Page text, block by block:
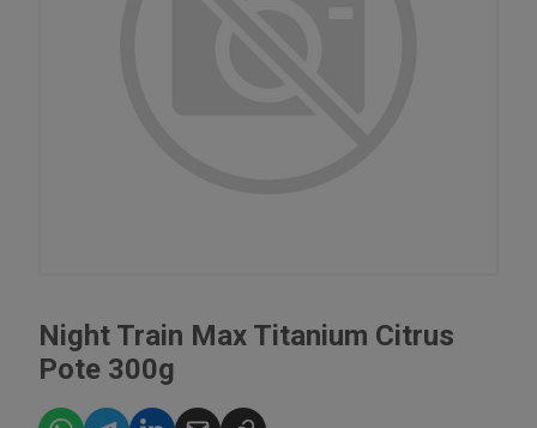
Night Train Max Titanium Citrus
Pote 300g